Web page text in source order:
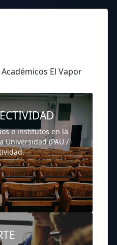
El Vapor
e institutos en la
Universidad (PAU /